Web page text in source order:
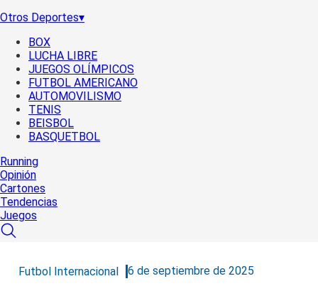
Otros Deportes▾
BOX
LUCHA LIBRE
JUEGOS OLÍMPICOS
FUTBOL AMERICANO
AUTOMOVILISMO
TENIS
BEISBOL
BASQUETBOL
Running
Opinión
Cartones
Tendencias
Juegos
Futbol Internacional 6 de septiembre de 2025